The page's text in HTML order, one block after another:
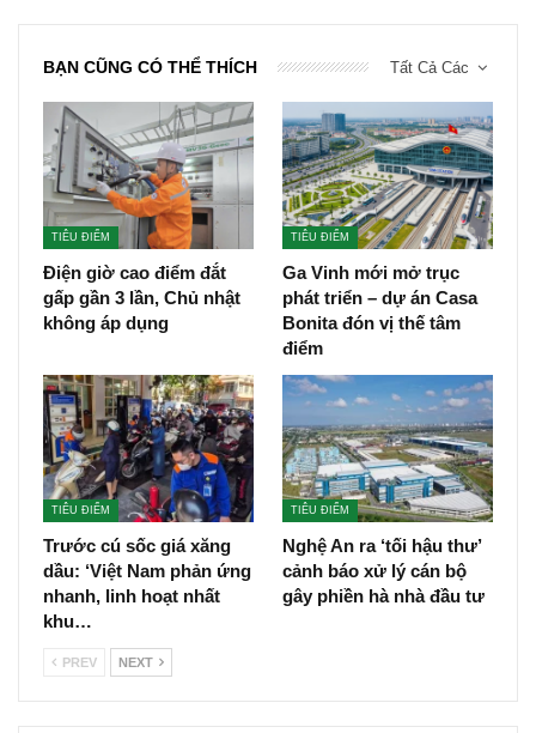
Tất Cả Các
BẠN CŨNG CÓ THỂ THÍCH
TIÊU ĐIỂM
Điện giờ cao điểm đắt
gấp gần 3 lần, Chủ nhật
không áp dụng
TIÊU ĐIỂM
Ga Vinh mới mở trục
phát triển – dự án Casa
Bonita đón vị thế tâm
điểm
TIÊU ĐIỂM
Trước cú sốc giá xăng
dầu: ‘Việt Nam phản ứng
nhanh, linh hoạt nhất
khu…
TIÊU ĐIỂM
Nghệ An ra ‘tối hậu thư’
cảnh báo xử lý cán bộ
gây phiền hà nhà đầu tư
PREV NEXT